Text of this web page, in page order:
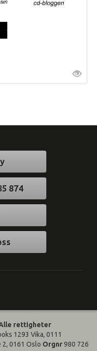
874
rettigheter
1293 Vika, 0111
2, 0161 Oslo Orgnr980 726